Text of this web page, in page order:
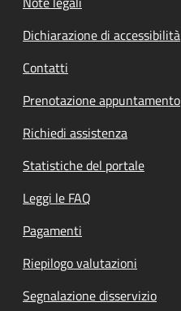
Dichiarazione di accessibilità
Contatti
Prenotazione appuntamento
Richiedi assistenza
Statistiche del portale
Leggi le FAQ
Pagamenti
Riepilogo valutazioni
Segnalazione disservizio